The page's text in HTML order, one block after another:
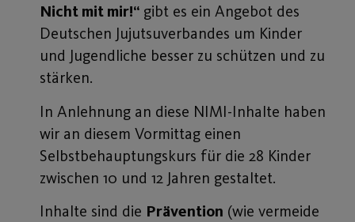
Nicht mit mir!“ gibt es ein Angebot des
Deutschen Jujutsuverbandes um Kinder
und Jugendliche besser zu schützen und zu
stärken.
In Anlehnung an diese NIMI-Inhalte haben
wir an diesem Vormittag einen
Selbstbehauptungskurs für die 28 Kinder
zwischen 10 und 12 Jahren gestaltet.
Inhalte sind die Prävention (wie vermeide